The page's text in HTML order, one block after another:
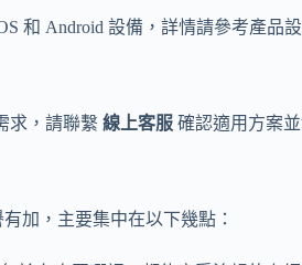
和 Android 設備，詳情請參考產品
求，請聯繫 線上客服 確認適用方案
加，主要集中在以下幾點：